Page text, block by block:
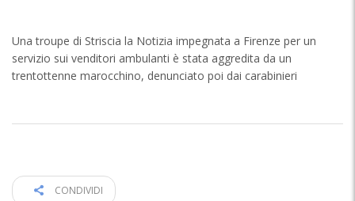
Una troupe di Striscia la Notizia impegnata a Firenze per un
servizio sui venditori ambulanti è stata aggredita da un
trentottenne marocchino, denunciato poi dai carabinieri
CONDIVIDI